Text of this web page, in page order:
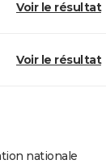
Voir le résultat
Voir le résultat
nationale